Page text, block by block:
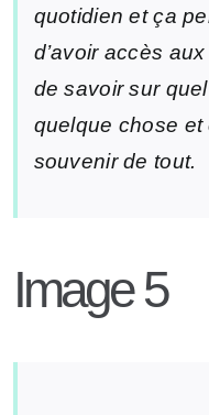
quotidien et ça
d’avoir accès
de savoir sur
quelque chose et
souvenir de tout.
Image 5